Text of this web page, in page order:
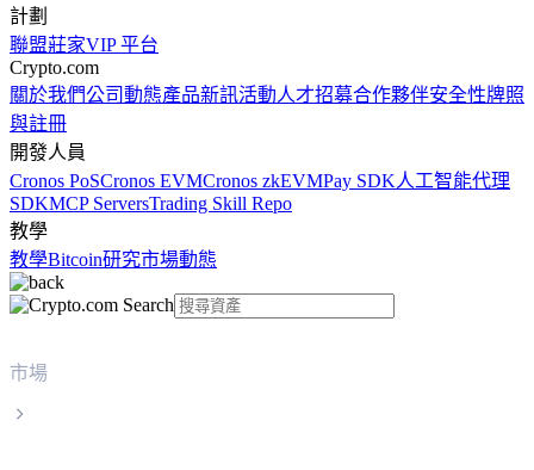
計劃
聯盟莊家VIP 平台
Crypto.com
關於我們公司動態產品新訊活動人才招募合作夥伴安全性牌照
與註冊
開發人員
Cronos PoSCronos EVMCronos zkEVMPay SDK人工智能代理
SDKMCP ServersTrading Skill Repo
教學
教學Bitcoin研究市場動態
市場